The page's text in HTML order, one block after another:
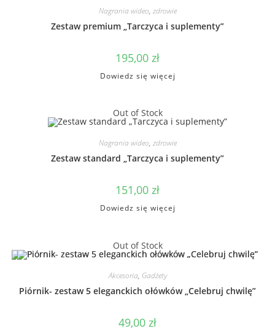
Nagrania wideo, zdrowie
Zestaw premium „Tarczyca i suplementy”
195,00 zł
Dowiedz się więcej
Out of Stock
Nagrania wideo, zdrowie
Zestaw standard „Tarczyca i suplementy”
151,00 zł
Dowiedz się więcej
Out of Stock
Akcesoria, Gadżety
Piórnik- zestaw 5 eleganckich ołówków „Celebruj chwilę”
49,00 zł